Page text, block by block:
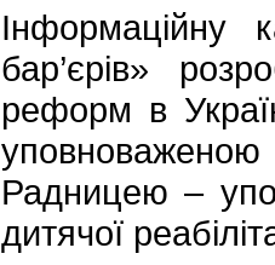
Інформаційну
бар’єрів»
реформ в
Радницею –
дитячої